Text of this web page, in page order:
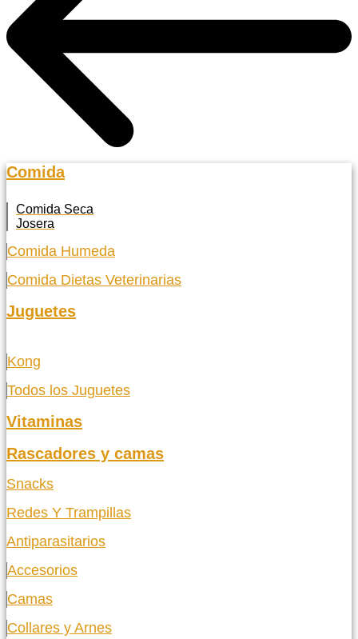
Comida
Comida Seca
Josera
Comida Humeda
Comida Dietas Veterinarias
Juguetes
Kong
Todos los Juguetes
Vitaminas
Rascadores y camas
Snacks
Redes Y Trampillas
Antiparasitarios
Accesorios
Camas
Collares y Arnes